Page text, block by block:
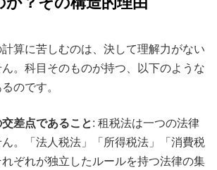
算に苦しむのは、決して理解力がない
。科目そのものが持つ、以下のような
のです。
差点であること: 租税法は一つの法律
。「法人税法」「所得税法」「消費税
ぞれが独立したルールを持つ法律の集